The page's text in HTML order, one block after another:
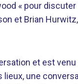
« pour discuter
et Brian Hurwitz,
et est venu
lieux, une